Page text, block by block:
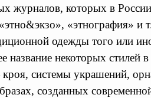
которых в России
«этнография» и
одежды того или
название некоторых
системы украшений,
созданных